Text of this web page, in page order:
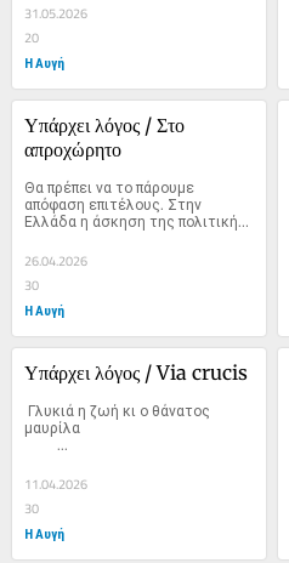
31.05.2026
20
Η Αυγή
Υπάρχει λόγος / Στο
απροχώρητο
Θα πρέπει να το πάρουμε
απόφαση επιτέλους. Στην
Ελλάδα η άσκηση της πολιτικής
26.04.2026
30
Η Αυγή
Υπάρχει λόγος / Via crucis
Γλυκιά η ζωή κι ο θάνατος
μαυρίλα
...
11.04.2026
30
Η Αυγή